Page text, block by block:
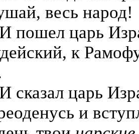
весь народ!
И пошел царь
к
И сказал царь
и